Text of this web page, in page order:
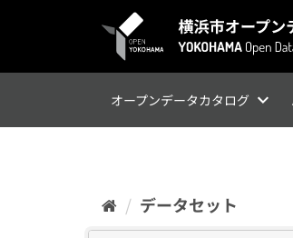
オープンデータカタログ
データセット